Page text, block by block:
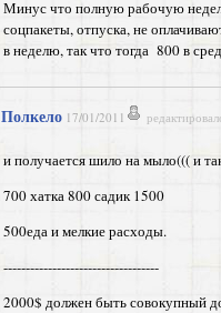
Минус что полную рабочую
соцпакеты, отпуска, не
в неделю, так что тогда 800 в
Полкело 17/01/2011
и получается шило на мыло((( и
700 хатка 800 садик 1500
500еда и мелкие расходы.
-----------------------------------
2000$ должен быть совокупный